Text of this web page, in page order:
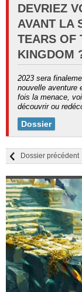
DEVRIEZ
AVANT LA
TEARS OF
KINGDOM
2023 sera
nouvelle aventure
fois la menace,
découvrir ou
Dossier
Dossier précédent